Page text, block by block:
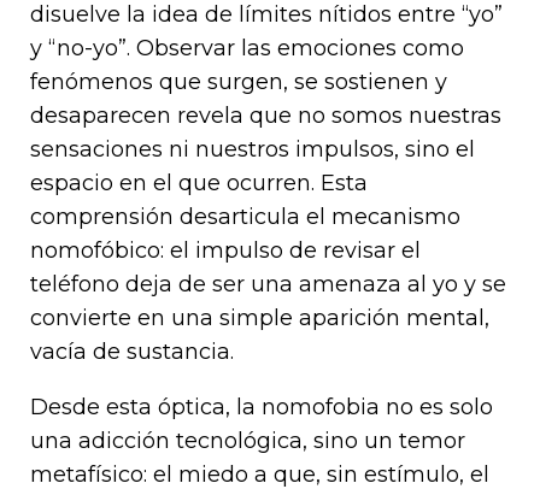
disuelve la idea de límites nítidos entre “yo”
y “no-yo”. Observar las emociones como
fenómenos que surgen, se sostienen y
desaparecen revela que no somos nuestras
sensaciones ni nuestros impulsos, sino el
espacio en el que ocurren. Esta
comprensión desarticula el mecanismo
nomofóbico: el impulso de revisar el
teléfono deja de ser una amenaza al yo y se
convierte en una simple aparición mental,
vacía de sustancia.
Desde esta óptica, la nomofobia no es solo
una adicción tecnológica, sino un temor
metafísico: el miedo a que, sin estímulo, el